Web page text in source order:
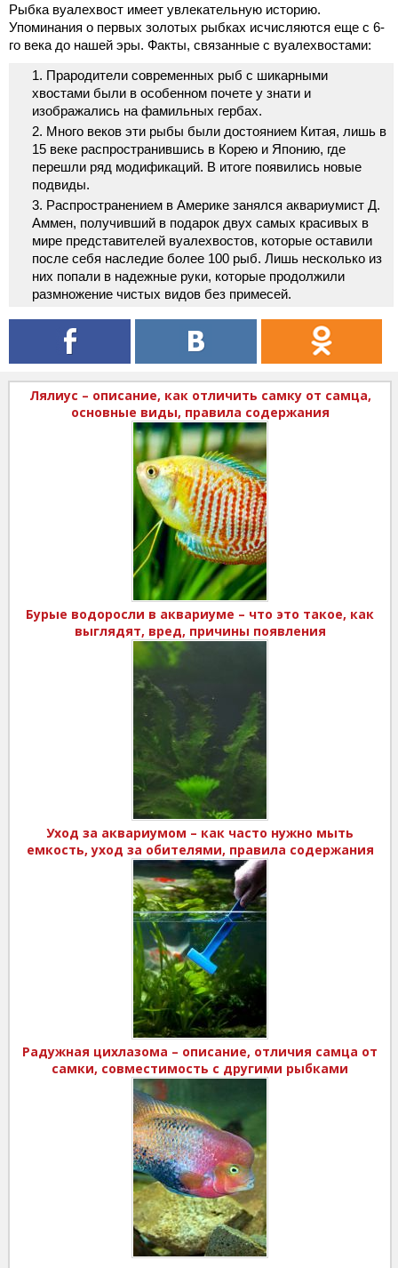
Рыбка вуалехвост имеет увлекательную историю.
Упоминания о первых золотых рыбках исчисляются еще с 6-
го века до нашей эры. Факты, связанные с вуалехвостами:
Прародители современных рыб с шикарными
хвостами были в особенном почете у знати и
изображались на фамильных гербах.
Много веков эти рыбы были достоянием Китая, лишь в
15 веке распространившись в Корею и Японию, где
перешли ряд модификаций. В итоге появились новые
подвиды.
Распространением в Америке занялся аквариумист Д.
Аммен, получивший в подарок двух самых красивых в
мире представителей вуалехвостов, которые оставили
после себя наследие более 100 рыб. Лишь несколько из
них попали в надежные руки, которые продолжили
размножение чистых видов без примесей.
Лялиус – описание, как отличить самку от самца,
основные виды, правила содержания
Бурые водоросли в аквариуме – что это такое, как
выглядят, вред, причины появления
Уход за аквариумом – как часто нужно мыть
емкость, уход за обителями, правила содержания
Радужная цихлазома – описание, отличия самца от
самки, совместимость с другими рыбками